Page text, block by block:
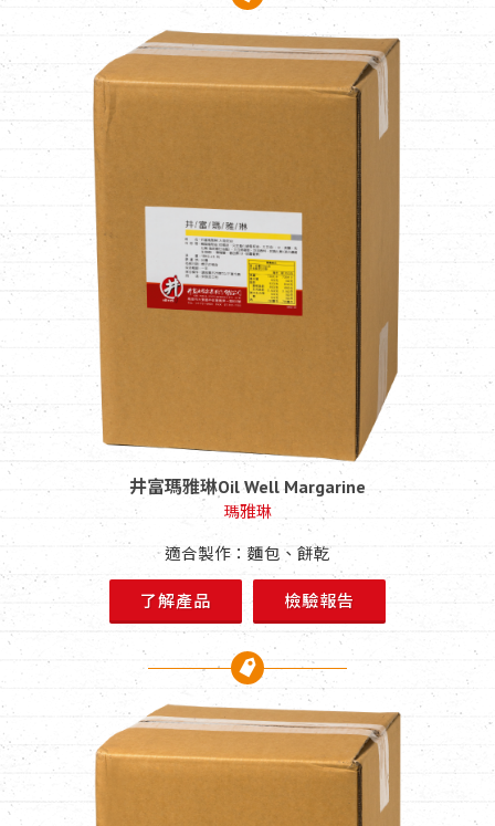
井富瑪雅琳Oil Well Margarine
瑪雅琳
適合製作：麵包、餅乾
了解產品 檢驗報告